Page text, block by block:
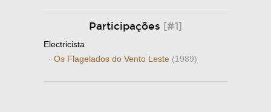
Participações [#1]
Electricista
· Os Flagelados do Vento Leste (1989)